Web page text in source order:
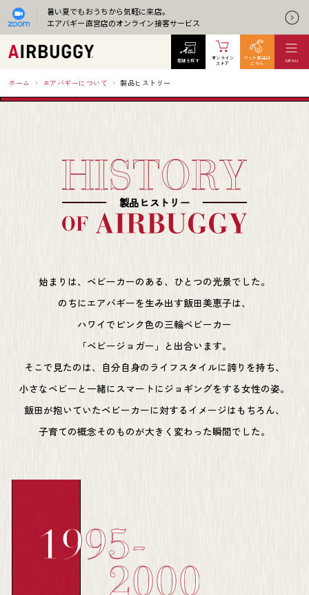
暑い夏でもおうちから気軽に来店。
エアバギー直営店のオンライン接客サービス
ホーム エアバギーについて 製品ヒストリー
製品ヒストリー
始まりは、ベビーカーのある、ひとつの光景でした。
のちにエアバギーを生み出す飯田美恵子は、
ハワイでピンク色の三輪ベビーカー
「ベビージョガー」と出合います。
そこで見たのは、自分自身のライフスタイルに誇りを持ち、
小さなベビーと一緒にスマートにジョギングをする女性の姿。
飯田が抱いていたベビーカーに対するイメージはもちろん、
子育ての概念そのものが大きく変わった瞬間でした。
店舗を探す
オンライン
ストア
ペット製品は
こちら
MENU